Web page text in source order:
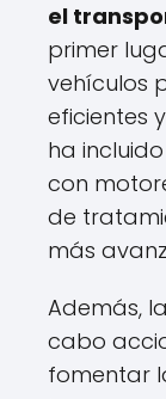
el
primer
vehículos
eficientes
ha
con
de
más
Además,
cabo
fomentar